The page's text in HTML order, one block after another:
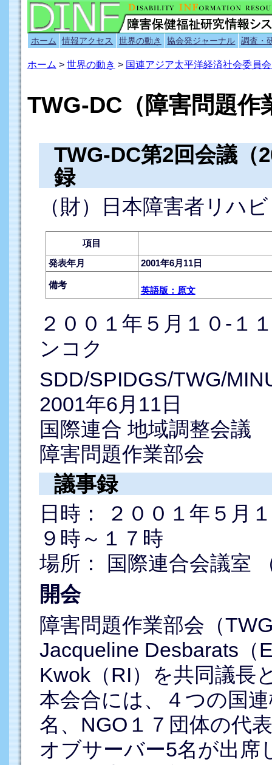
ホーム 情報アクセス 世界の動き 協会発ジャーナル 調査・
ホーム > 世界の動き > 国連アジア太平洋経済社会委員
TWG-DC（障害問題作
TWG-DC第2回会議（
録
（財）日本障害者リハ
項目
発表年月
2001年6月11日
備考
英語版：原文
２００１年５月１０-１
ンコク
SDD/SPIDGS/TWG/
2001年6月11日
国際連合 地域調整会議
障害問題作業部会
議事録
日時： ２００１年５月
９時～１７時
場所： 国際連合会議室
開会
障害問題作業部会（
Jacqueline Desbarats（
Kwok（RI）を共同議長
本会合には、４つの国
名、NGO１７団体の代
オブサーバー5名が出席